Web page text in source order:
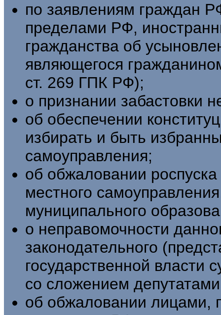
по заявлениям граждан
пределами РФ,
гражданства об
являющегося
ст. 269 ГПК РФ);
о признании забастовки
об обеспечении
избирать и быть
самоуправления;
об обжаловании роспуска
местного
муниципального
о неправомочности
законодательного
государственной власти
со сложением
об обжаловании лицами,